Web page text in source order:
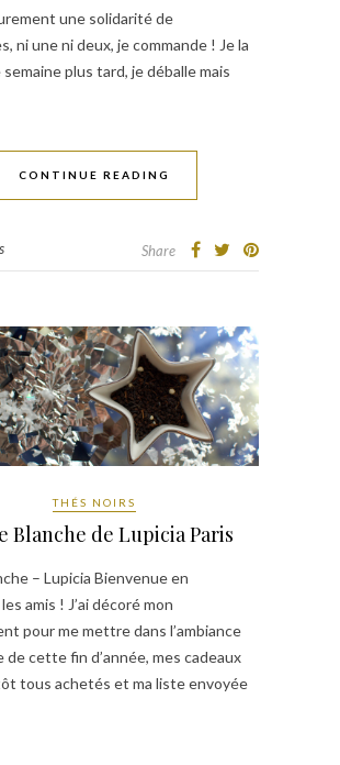
une solidarité de
ni une ni deux, je commande ! Je la
plus tard, je déballe mais
CONTINUE READING
Share
THÉS NOIRS
Blanche de Lupicia Paris
– Lupicia Bienvenue en
amis ! J’ai décoré mon
pour me mettre dans l’ambiance
de cette fin d’année, mes cadeaux
tous achetés et ma liste envoyée